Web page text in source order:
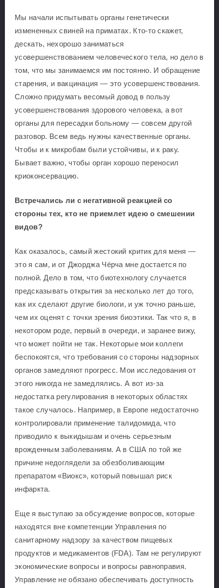
Мы начали испытывать органы генетически
измененных свиней на приматах. Кто-то скажет,
дескать, нехорошо заниматься
усовершенствованием человеческого тела, но дело в
том, что мы занимаемся им постоянно. И обращение
старения, и вакцинация — это усовершенствования.
Сложно придумать весомый довод в пользу
усовершенствования здорового человека, а вот
органы для пересадки больному — совсем другой
разговор. Всем ведь нужны качественные органы.
Чтобы и к микробам были устойчивы, и к раку.
Бывает важно, чтобы орган хорошо переносил
криоконсервацию.
Встречались ли с негативной реакцией со
стороны тех, кто не приемлет идею о смешении
видов?
Как оказалось, самый жестокий критик для меня —
это я сам, и от Джорджа Чёрча мне достается по
полной. Дело в том, что биотехнологу случается
предсказывать открытия за несколько лет до того,
как их сделают другие биологи, и уж точно раньше,
чем их оценят с точки зрения биоэтики. Так что я, в
некотором роде, первый в очереди, и заранее вижу,
что может пойти не так. Некоторые мои коллеги
беспокоятся, что требования со стороны надзорных
органов замедляют прогресс. Мои исследования от
этого никогда не замедлялись. А вот из-за
недостатка регулирования в некоторых областях
такое случалось. Например, в Европе недостаточно
контролировали применение талидомида, что
приводило к выкидышам и очень серьезным
врожденным заболеваниям. А в США по той же
причине недоглядели за обезболивающим
препаратом «Виокс», который повышал риск
инфаркта.
Еще я выступаю за обсуждение вопросов, которые
находятся вне компетенции Управления по
санитарному надзору за качеством пищевых
продуктов и медикаментов (FDA). Там не регулируют
экономические вопросы и вопросы равноправия.
Управление не обязано обеспечивать доступность